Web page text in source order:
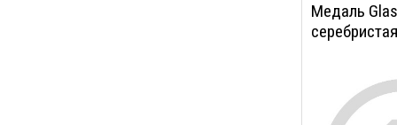
Медаль
серебристая